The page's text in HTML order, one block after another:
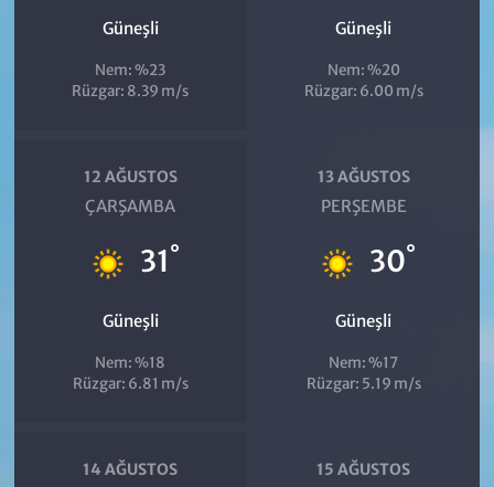
Güneşli
Nem: %23
Rüzgar: 8.39 m/s
Güneşli
Nem: %20
Rüzgar: 6.00 m/s
12 AĞUSTOS
ÇARŞAMBA
31°
Güneşli
Nem: %18
Rüzgar: 6.81 m/s
13 AĞUSTOS
PERŞEMBE
30°
Güneşli
Nem: %17
Rüzgar: 5.19 m/s
14 AĞUSTOS 15 AĞUSTOS